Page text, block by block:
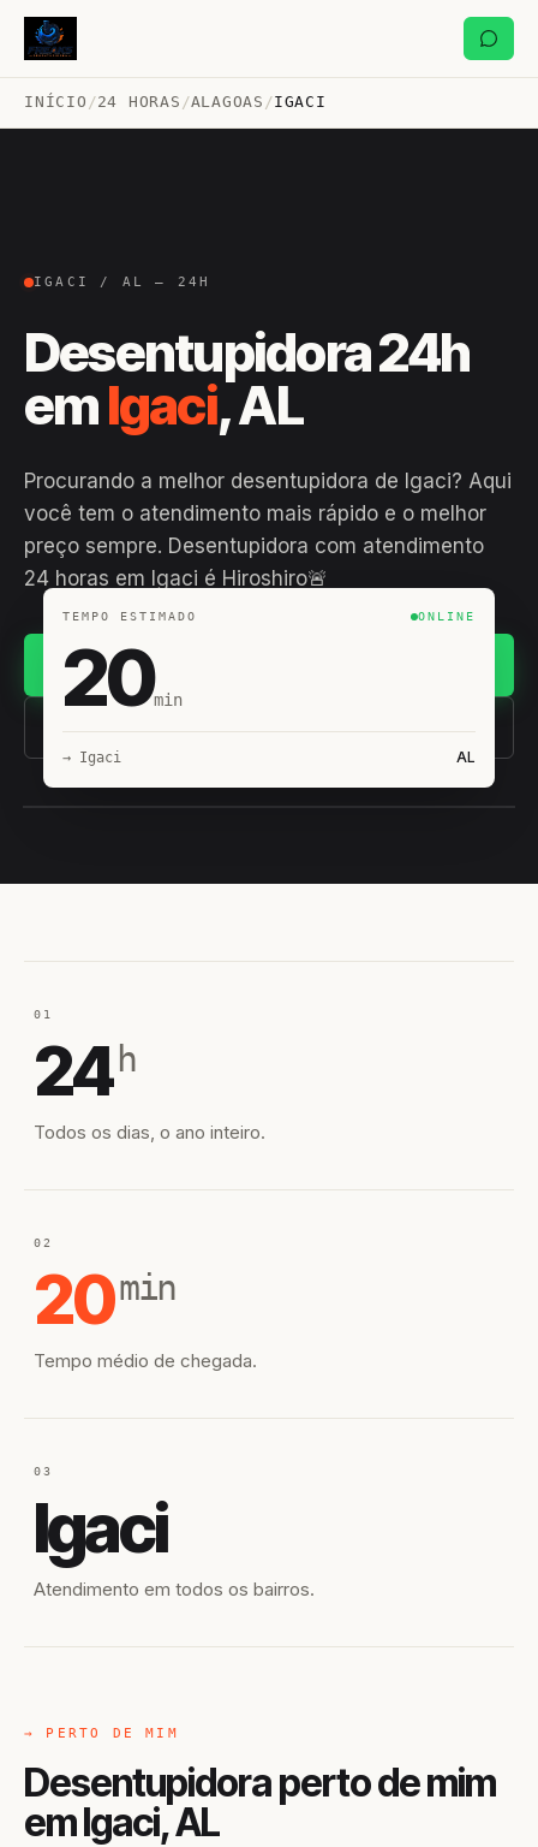
INÍCIO /24 HORAS /ALAGOAS /IGACI
IGACI / AL — 24H
Desentupidora 24h
emIgaci, AL
Procurando a melhor desentupidora de Igaci? Aqui
você tem o atendimento mais rápido e o melhor
preço sempre. Desentupidora com atendimento
24 horas em Igaci é Hiroshiro🚨
(11) 93407-8838
TEMPO ESTIMADO ONLINE
20min
→ Igaci AL
01
24 h
Todos os dias, o ano inteiro.
02
20min
Tempo médio de chegada.
03
Igaci
Atendimento em todos os bairros.
→ PERTO DE MIM
Desentupidora perto de mim
em Igaci, AL